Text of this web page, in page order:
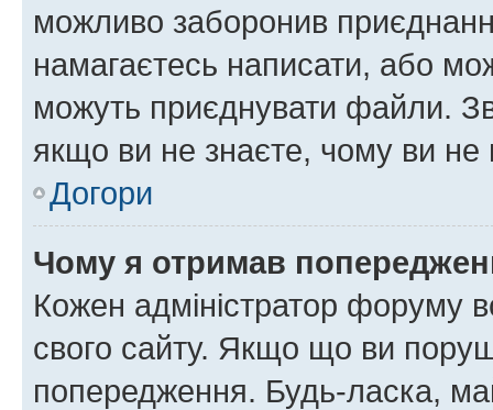
можливо заборонив
намагаєтесь написати, або
можуть приєднувати файли.
якщо ви не знаєте, чому ви
Догори
Чому я отримав
Кожен адміністратор форуму
свого сайту. Якщо що ви
попередження. Будь-ласка,